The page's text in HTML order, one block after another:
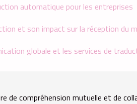
automatique pour les entreprises
et son impact sur la réception du
globale et les services de
de compréhension mutuelle et de